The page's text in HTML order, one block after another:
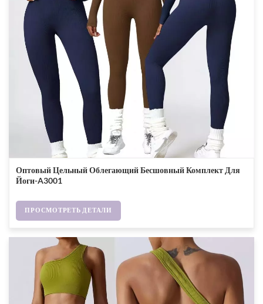
Оптовый Цельный Облегающий Бесшовный Комплект Для
Йоги-A3001
ПРОСМОТРЕТЬ ДЕТАЛИ